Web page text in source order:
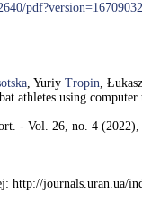
, Yuriy Tropin,
athletes using
- Vol. 26, no. 4 (2022),
http://journals.uran.ua/